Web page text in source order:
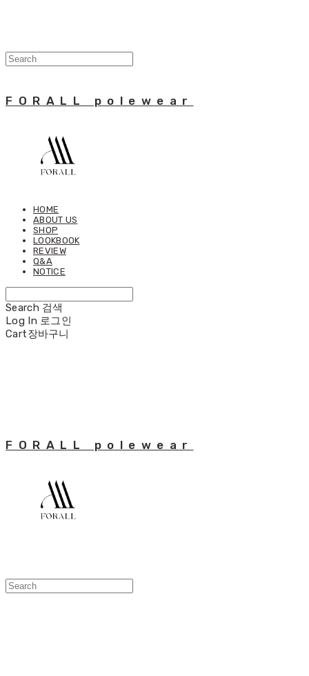
FORALL polewear
HOME
ABOUT US
SHOP
LOOKBOOK
REVIEW
Q&A
NOTICE
Search 검색
Log In 로그인
Cart장바구니
FORALL polewear